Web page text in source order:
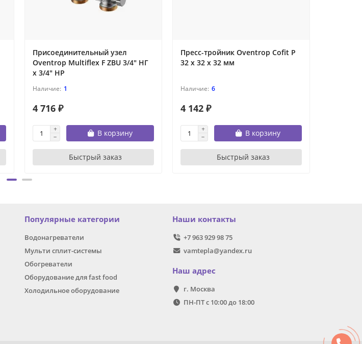
Присоединительный узел
Oventrop Multiflex F ZBU 3/4" НГ
x 3/4" НР
1
4 716 ₽
В корзину
Быстрый заказ
Пресс-тройник Oventrop Cofit P
32 х 32 х 32 мм
6
4 142 ₽
В корзину
Быстрый заказ
Популярные категории
Водонагреватели
Мульти сплит-системы
Обогреватели
Оборудование для fast food
Холодильное оборудование
Наши контакты
+7 963 929 98 75
vamtepla@yandex.ru
Наш адрес
г. Москва
ПН-ПТ с 10:00 до 18:00